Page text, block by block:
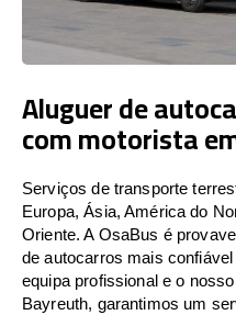
Aluguer de
com motorista
Serviços de transporte
Europa, Ásia, América do
Oriente. A OsaBus é
de autocarros mais
equipa profissional e o
Bayreuth, garantimos um